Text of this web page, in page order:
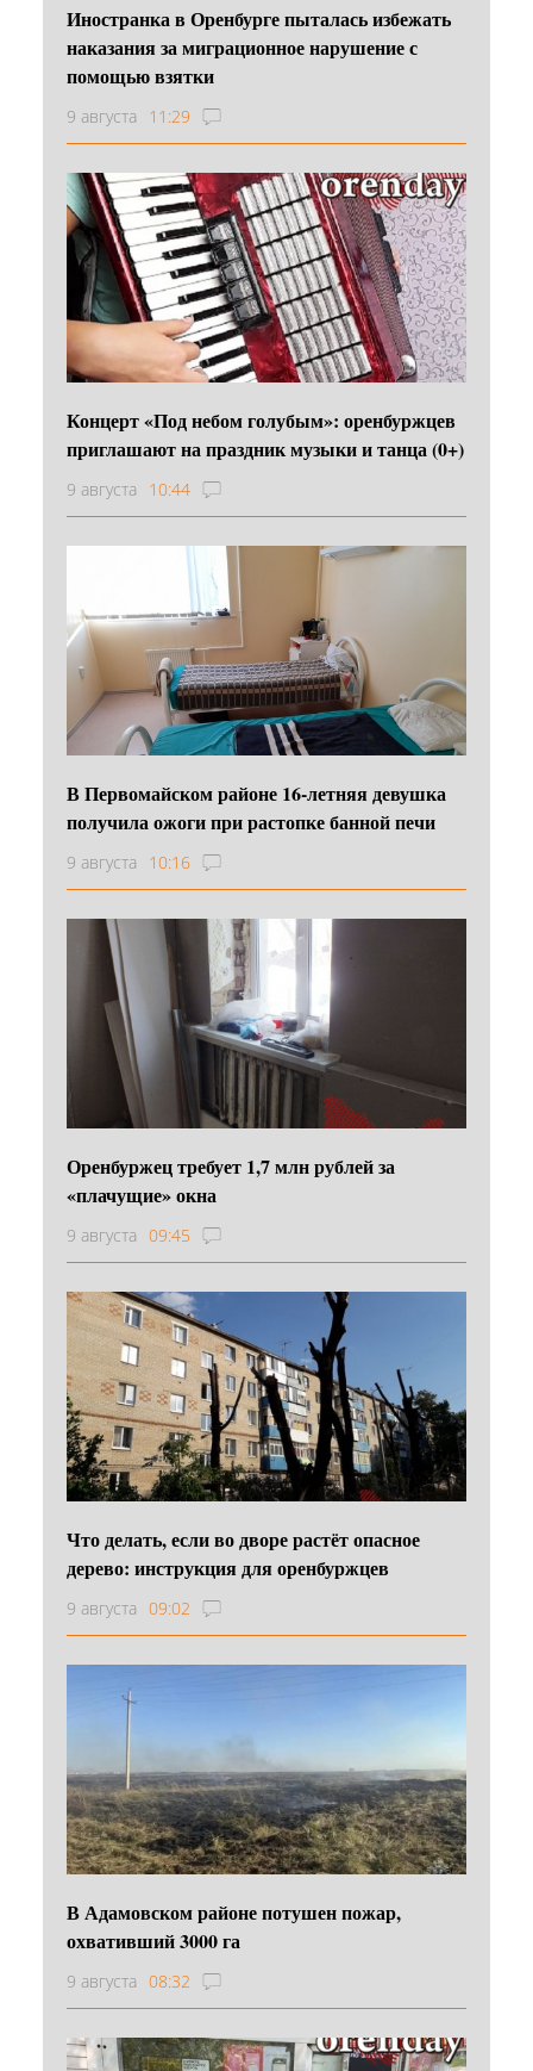
Иностранка в Оренбурге пыталась избежать
наказания за миграционное нарушение с
помощью взятки
9 августа 11:29
Концерт «Под небом голубым»: оренбуржцев
приглашают на праздник музыки и танца (0+)
9 августа 10:44
В Первомайском районе 16‑летняя девушка
получила ожоги при растопке банной печи
9 августа 10:16
Оренбуржец требует 1,7 млн рублей за
«плачущие» окна
9 августа 09:45
Что делать, если во дворе растёт опасное
дерево: инструкция для оренбуржцев
9 августа 09:02
В Адамовском районе потушен пожар,
охвативший 3000 га
9 августа 08:32